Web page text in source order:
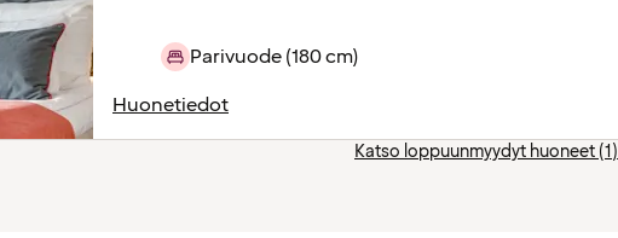
Parivuode (180 cm)
Huonetiedot
Katso loppuunmyydyt huoneet (1)